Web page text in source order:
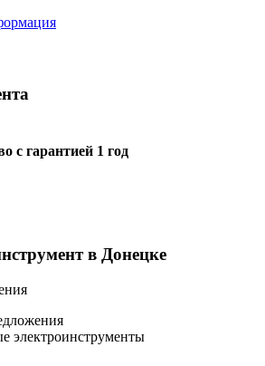
с гарантией 1 год
в Донецке
электроинструменты